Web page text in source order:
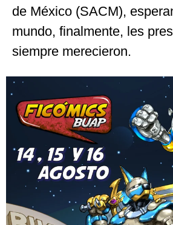
de México (SACM),
mundo, finalmente, les
siempre merecieron.